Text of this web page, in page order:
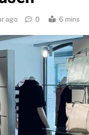
ago 0 6 mins